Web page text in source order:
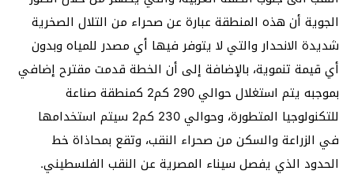
الجوية أن هذه المنطقة عبارة عن صحراء من التلال الصخرية
شديدة الانحدار والتي لا يتوفر فيها أي مصدر للمياه وبدون
أي قيمة تنموية، بالإضافة إلى أن الخطة قدمت مقترح إضافي
بموجبه يتم استغلال حوالي 290 كم2 كمنطقة صناعة
للتكنولوجيا المتطورة، وحوالي 230 كم2 سيتم استخدامها
في الزراعة والسكن من صحراء النقب، وتقع بمحاذاة خط
الحدود الذي يفصل سيناء المصرية عن النقب الفلسطيني.